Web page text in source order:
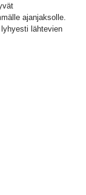
ajanjaksolle.
lähtevien